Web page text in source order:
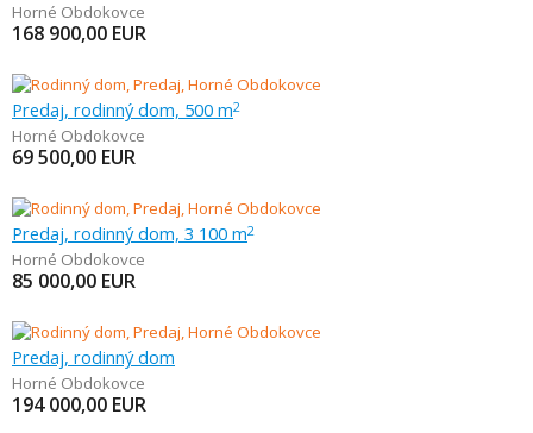
Horné Obdokovce
168 900,00 EUR
Predaj, rodinný dom, 500 m2
Horné Obdokovce
69 500,00 EUR
Predaj, rodinný dom, 3 100 m2
Horné Obdokovce
85 000,00 EUR
Predaj, rodinný dom
Horné Obdokovce
194 000,00 EUR